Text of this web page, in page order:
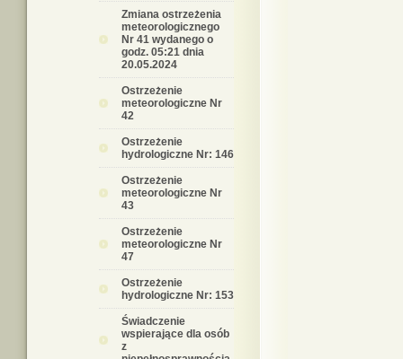
Zmiana ostrzeżenia
meteorologicznego
Nr 41 wydanego o
godz. 05:21 dnia
20.05.2024
Ostrzeżenie
meteorologiczne Nr
42
Ostrzeżenie
hydrologiczne Nr: 146
Ostrzeżenie
meteorologiczne Nr
43
Ostrzeżenie
meteorologiczne Nr
47
Ostrzeżenie
hydrologiczne Nr: 153
Świadczenie
wspierające dla osób
z